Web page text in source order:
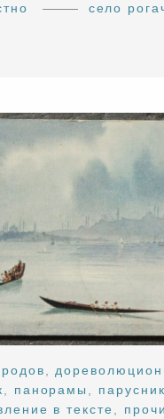
село
,
, панорамы ,
в тексте ,